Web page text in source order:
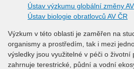
Ústav výzkumu globální změny
Ústav biologie obratlovců AV ČR
Výzkum v této oblasti je zaměřen na
organismy a prostředím, tak i mezi
výsledky jsou využitelné v péči o životní
zahrnuje terestrické, půdní a vodní